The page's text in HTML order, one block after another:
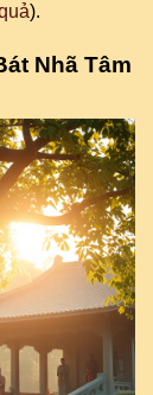
).
Nhã Tâm